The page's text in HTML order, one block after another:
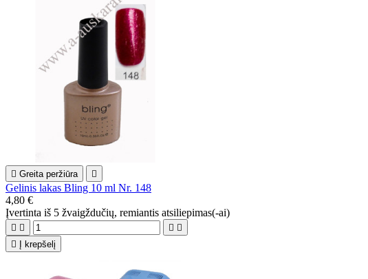
 Greita peržiūra 
Gelinis lakas Bling 10 ml Nr. 148
4,80 €
Įvertinta iš 5 žvaigždučių, remiantis atsiliepimas(-ai)
   
 Į krepšelį